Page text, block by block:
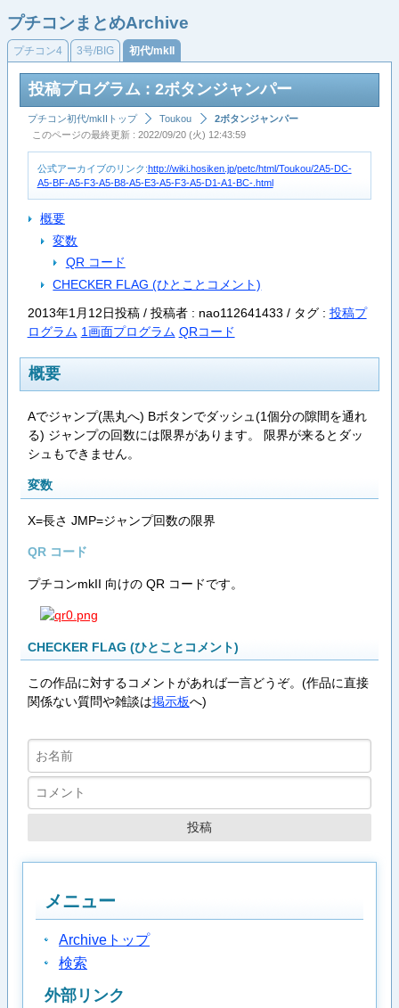
プチコンまとめArchive
プチコン4 3号/BIG 初代/mkII
投稿プログラム : 2ボタンジャンパー
プチコン初代/mkIIトップ Toukou
2ボタンジャンパー
このページの最終更新 : 2022/09/20 (火) 12:43:59
公式アーカイブのリンク:http://wiki.hosiken.jp/petc/html/Toukou/2A5-DC-
A5-BF-A5-F3-A5-B8-A5-E3-A5-F3-A5-D1-A1-BC-.html
概要
変数
QR コード
CHECKER FLAG (ひとことコメント)
2013年1月12日投稿 / 投稿者 : nao112641433 / タグ : 投稿プ
ログラム 1画面プログラム QRコード
概要
Aでジャンプ(黒丸へ) Bボタンでダッシュ(1個分の隙間を通れ
る) ジャンプの回数には限界があります。 限界が来るとダッ
シュもできません。
変数
X=長さ JMP=ジャンプ回数の限界
QR コード
プチコンmkII 向けの QR コードです。
CHECKER FLAG (ひとことコメント)
この作品に対するコメントがあれば一言どうぞ。(作品に直接
関係ない質問や雑談は掲示板へ)
メニュー
Archiveトップ
検索
外部リンク